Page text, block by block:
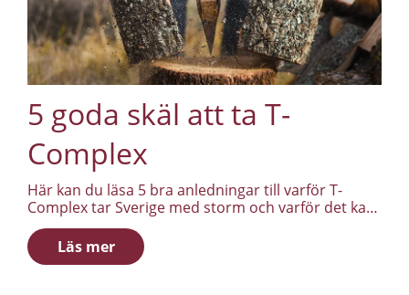
5 goda skäl att ta T-
Complex
Här kan du läsa 5 bra anledningar till varför T-
Complex tar Sverige med storm och varför det kan
vara smart att komplettera sin kost med T-
Complex.
Läs mer